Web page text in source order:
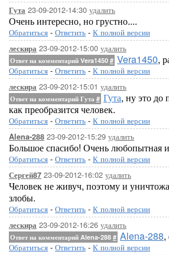
Гута 23-09-2012-14:30 удалить
Очень интересно, но грустно....
Обратиться - Ответить - К полной версии
лескира 23-09-2012-15:00 удалить
Ответ на комментарий Vera1450 # Vera1450,
Обратиться - Ответить - К полной версии
лескира 23-09-2012-15:01 удалить
Ответ на комментарий Гута # Гута, ну это до
как преобразится человек.
Обратиться - Ответить - К полной версии
Alena-288 23-09-2012-15:29 удалить
Большое спасибо! Очень любопытная
Обратиться - Ответить - К полной версии
Сергей87 23-09-2012-16:02 удалить
Человек не живуч, поэтому и
злобы.
Обратиться - Ответить - К полной версии
лескира 23-09-2012-16:26 удалить
Ответ на комментарий Alena-288 # Alena-288,
Обратиться - Ответить - К полной версии